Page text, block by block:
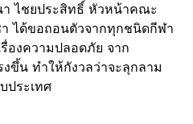
า ไชยประสิทธิ์ หัวหน้าคณะ
ได้ขอถอนตัวจากทุกชนิดกีฬา
องความปลอดภัย จาก
ขึ้น ทำให้กังวลว่าจะลุกลาม
ประเทศ